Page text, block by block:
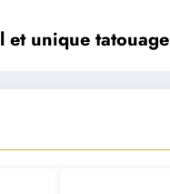
et unique tatouage